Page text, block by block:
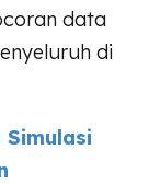
data
di